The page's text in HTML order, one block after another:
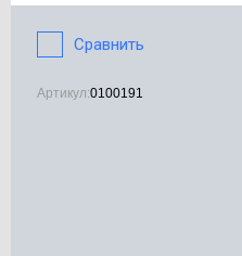
Сравнить
Артикул:0100191